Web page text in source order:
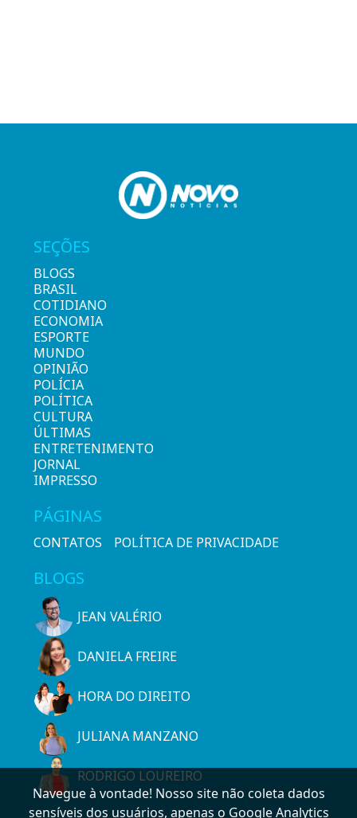
SEÇÕES
BLOGS
BRASIL
COTIDIANO
ECONOMIA
ESPORTE
MUNDO
OPINIÃO
POLÍCIA
POLÍTICA
CULTURA
ÚLTIMAS
ENTRETENIMENTO
JORNAL
IMPRESSO
PÁGINAS
CONTATOS POLÍTICA DE PRIVACIDADE
BLOGS
JEAN VALÉRIO
DANIELA FREIRE
HORA DO DIREITO
JULIANA MANZANO
RODRIGO LOUREIRO
Navegue à vontade! Nosso site não coleta dados
sensíveis dos usuários, apenas o Google Analytics